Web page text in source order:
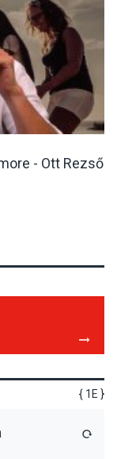
2026 AUG 05
- Ott Rezső
{ 1E }